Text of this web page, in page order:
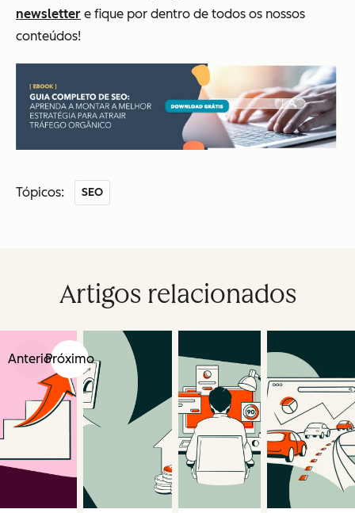
newsletter e fique por dentro de todos os nossos
conteúdos!
Tópicos: SEO
Artigos relacionados
AnteriorPróximo